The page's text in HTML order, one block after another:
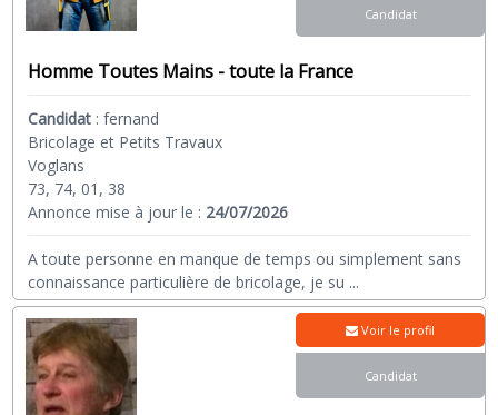
Homme Toutes Mains - toute la France
Candidat :fernand
Bricolage et Petits Travaux
Voglans
73, 74, 01, 38
Annonce mise à jour le : 24/07/2026
A toute personne en manque de temps ou simplement sans
connaissance particulière de bricolage, je su ...
Candidat
Voir le profil
Candidat